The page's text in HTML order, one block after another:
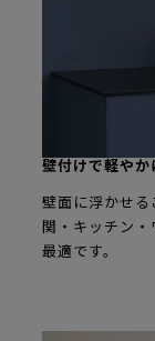
壁付けで軽やか
壁面に浮かせる
関・キッチン・
最適です。